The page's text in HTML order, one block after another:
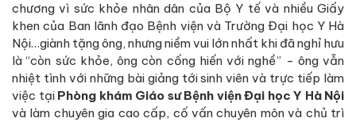
chương vì sức khỏe nhân dân của Bộ Y tế và nhiều Giấy
khen của Ban lãnh đạo Bệnh viện và Trường Đại học Y Hà
Nội…giành tặng ông, nhưng niềm vui lớn nhất khi đã nghỉ hưu
là “còn sức khỏe, ông còn cống hiến với nghề” - ông vẫn
nhiệt tình với những bài giảng tới sinh viên và trực tiếp làm
việc tại Phòng khám Giáo sư Bệnh viện Đại học Y Hà Nội
và làm chuyên gia cao cấp, cố vấn chuyên môn và chủ trì